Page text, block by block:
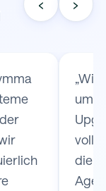
‹ ›
„Wir
um
die